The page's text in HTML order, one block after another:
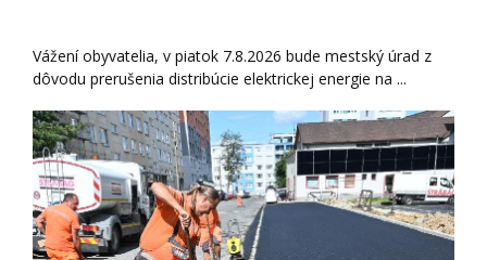
Vážení obyvatelia, v piatok 7.8.2026 bude mestský úrad z
dôvodu prerušenia distribúcie elektrickej energie na ...